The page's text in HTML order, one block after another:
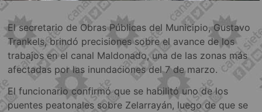
El secretario de Obras Públicas del Municipio, Gustavo
Trankels, brindó precisiones sobre el avance de los
trabajos en el canal Maldonado, una de las zonas más
afectadas por las inundaciones del 7 de marzo.
El funcionario confirmó que se habilitó uno de los
puentes peatonales sobre Zelarrayán, luego de que se